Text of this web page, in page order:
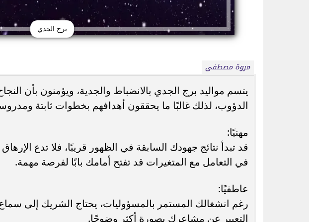
برج الجدي
مروة مصطفى
يتسم مواليد برج الجدي بالانضباط والجدية، ويؤمنون بأن
الدؤوب، لذلك غالبًا ما يحققون أهدافهم بخطوات ثابتة
مهنيًا:
قد تبدأ نتائج جهودك السابقة في الظهور قريبًا، فلا تدع
في التعامل مع المتغيرات قد تفتح أمامك بابًا لفرصة مهمة.
عاطفيًا:
رغم انشغالك المستمر بالمسؤوليات، يحتاج الشريك إلى سماع
التعبير عن مشاعرك بصورة أكثر وضوحًا.
موعد طرح فيلم مطلوب عائليًا لكريم عبد
العزيز وياسمين صبري في صيف...
خورخي ميسي والد ليونيل ميسي يرحل عن
68 عامًا بعد معاناة مع...